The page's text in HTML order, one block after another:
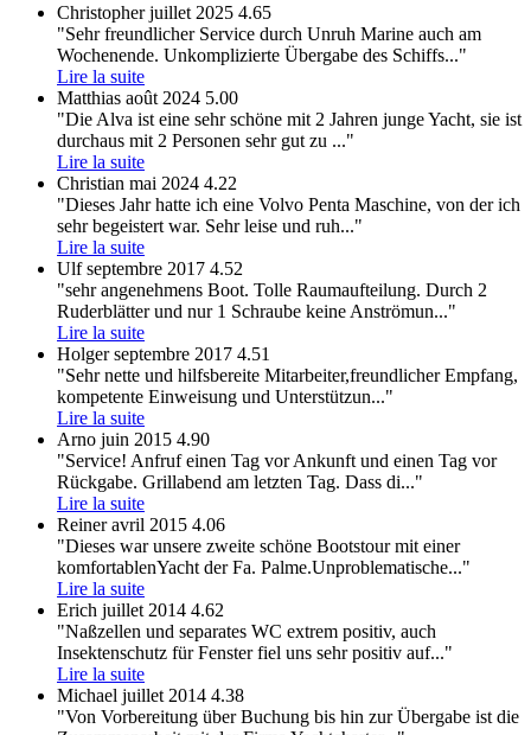
Christopher juillet 2025 4.65
"Sehr freundlicher Service durch Unruh Marine auch am
Wochenende. Unkomplizierte Übergabe des Schiffs..."
Lire la suite
Matthias août 2024 5.00
"Die Alva ist eine sehr schöne mit 2 Jahren junge Yacht, sie ist
durchaus mit 2 Personen sehr gut zu ..."
Lire la suite
Christian mai 2024 4.22
"Dieses Jahr hatte ich eine Volvo Penta Maschine, von der ich
sehr begeistert war. Sehr leise und ruh..."
Lire la suite
Ulf septembre 2017 4.52
"sehr angenehmens Boot. Tolle Raumaufteilung. Durch 2
Ruderblätter und nur 1 Schraube keine Anströmun..."
Lire la suite
Holger septembre 2017 4.51
"Sehr nette und hilfsbereite Mitarbeiter,freundlicher Empfang,
kompetente Einweisung und Unterstützun..."
Lire la suite
Arno juin 2015 4.90
"Service! Anfruf einen Tag vor Ankunft und einen Tag vor
Rückgabe. Grillabend am letzten Tag. Dass di..."
Lire la suite
Reiner avril 2015 4.06
"Dieses war unsere zweite schöne Bootstour mit einer
komfortablenYacht der Fa. Palme.Unproblematische..."
Lire la suite
Erich juillet 2014 4.62
"Naßzellen und separates WC extrem positiv, auch
Insektenschutz für Fenster fiel uns sehr positiv auf..."
Lire la suite
Michael juillet 2014 4.38
"Von Vorbereitung über Buchung bis hin zur Übergabe ist die